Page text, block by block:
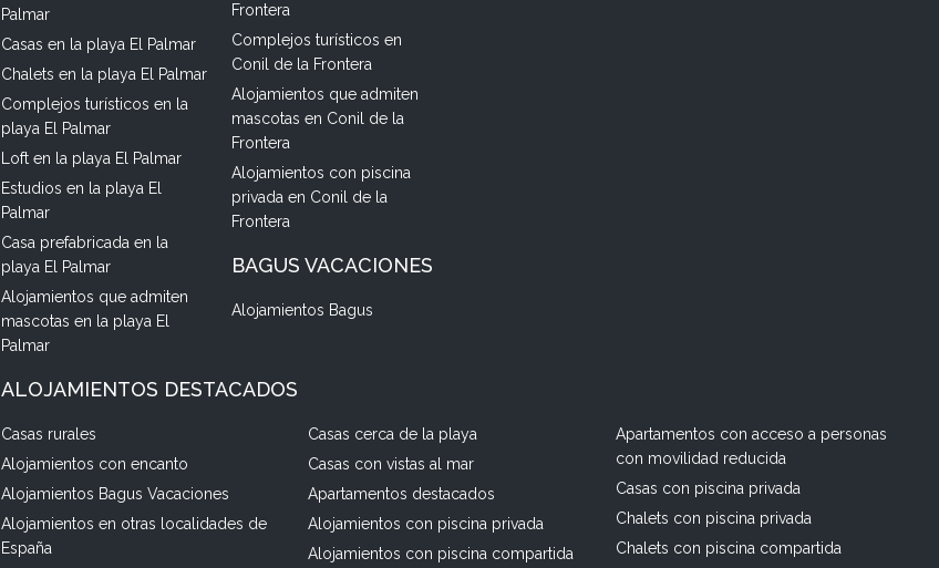
Palmar
Casas en la playa El Palmar
Chalets en la playa El Palmar
Complejos turísticos en la
playa El Palmar
Loft en la playa El Palmar
Estudios en la playa El
Palmar
Casa prefabricada en la
playa El Palmar
Alojamientos que admiten
mascotas en la playa El
Palmar
Frontera
Complejos turísticos en
Conil de la Frontera
Alojamientos que admiten
mascotas en Conil de la
Frontera
Alojamientos con piscina
privada en Conil de la
Frontera
BAGUS VACACIONES
Alojamientos Bagus
ALOJAMIENTOS DESTACADOS
Casas rurales
Alojamientos con encanto
Alojamientos Bagus Vacaciones
Alojamientos en otras localidades de
España
Casas cerca de la playa
Casas con vistas al mar
Apartamentos destacados
Alojamientos con piscina privada
Alojamientos con piscina compartida
Apartamentos con acceso a personas
con movilidad reducida
Casas con piscina privada
Chalets con piscina privada
Chalets con piscina compartida